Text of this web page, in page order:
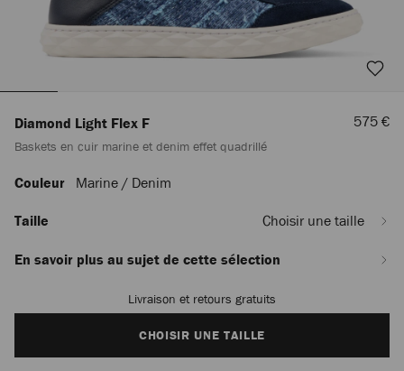
Diamond Light Flex F
Baskets en cuir marine et denim effet quadrillé
Prix
575 €
https://row.jimmychoo.com/fr_FR/femme/chaussures/diamond-
flex-
en-
cuir-
quadrille-
Couleur Marine / Denim
En savoir plus au sujet de cette sélection
Taille Choisir une taille
to
Livraison et retours gratuits
CHOISIR UNE TAILLE